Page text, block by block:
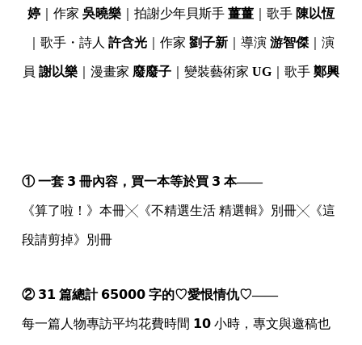
婷 ｜作家 吳曉樂 ｜拍謝少年貝斯手 薑薑 ｜歌手 陳以恆
｜歌手・詩人 許含光 ｜作家 劉子新 ｜導演 游智傑 ｜演
員 謝以樂 ｜漫畫家 廢廢子 ｜變裝藝術家 UG ｜歌手 鄭興
① 一套 𝟯 冊內容，買一本等於買 𝟯 本——
《算了啦！》本冊╳《不精選生活 精選輯》別冊╳《這
段請剪掉》別冊
② 𝟯𝟭 篇總計 𝟲𝟱𝟬𝟬𝟬 字的♡愛恨情仇♡——
每一篇人物專訪平均花費時間 𝟭𝟬 小時，專文與邀稿也